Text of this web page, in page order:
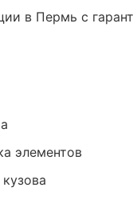
в Пермь с
элементов